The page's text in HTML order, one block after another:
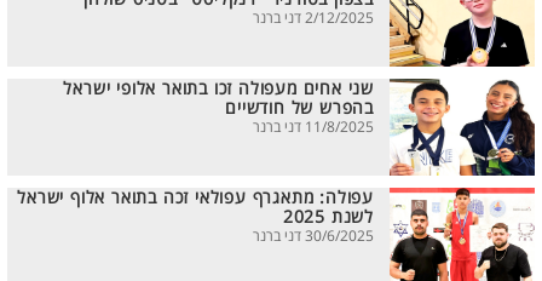
2/12/2025 דני ברנר
שני אחים מעפולה זכו בתואר אלופי ישראל
בהפרש של חודשיים
11/8/2025 דני ברנר
עפולה: מתאגרף עפולאי זכה בתואר אלוף ישראל
לשנת 2025
30/6/2025 דני ברנר